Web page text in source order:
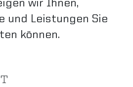
wir Ihnen,
und Leistungen Sie
können.